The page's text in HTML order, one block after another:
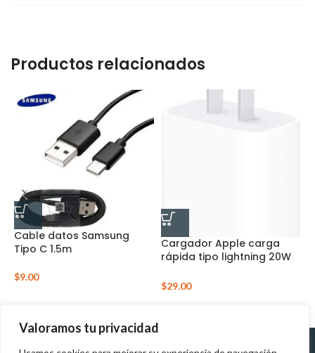
Valoramos tu privacidad
Productos relacionados
Cable datos Samsung
Tipo C 1.5m
$9.00
Cargador Apple carga
rápida tipo lightning 20W
$29.00